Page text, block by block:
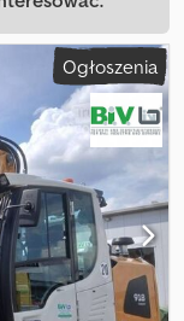
Ogłoszenia